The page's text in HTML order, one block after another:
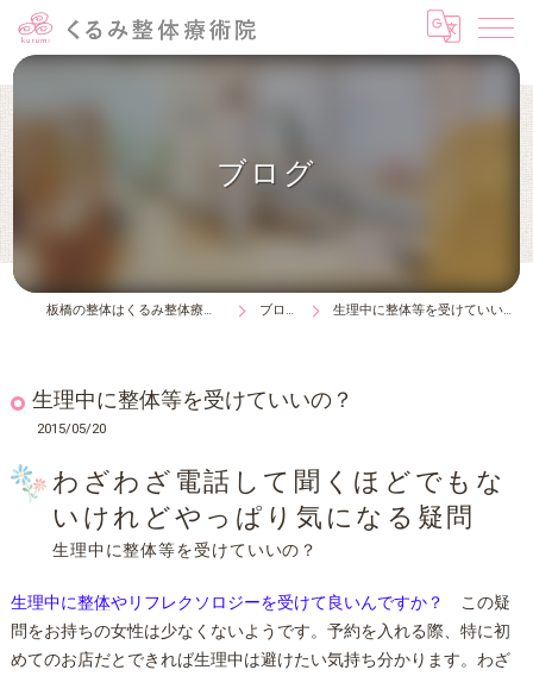
ブログ
板橋の整体はくるみ整体療術院 ブログ 生理中に整体等を受けていいの？
生理中に整体等を受けていいの？
2015/05/20
生理中に整体等を受けていいの？
わざわざ電話して聞くほどでもな
いけれどやっぱり気になる疑問
生理中に整体やリフレクソロジーを受けて良いんですか？
この疑
問をお持ちの女性は少なくないようです。予約を入れる際、特に初
めてのお店だとできれば生理中は避けたい気持ち分かります。わざ